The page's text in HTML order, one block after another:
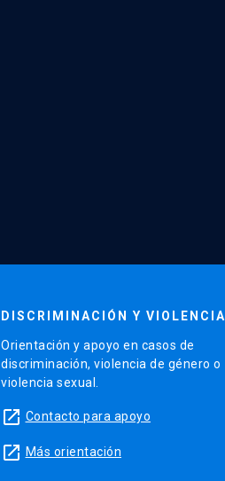
DISCRIMINACIÓN Y VIOLENCIA
Orientación y apoyo en casos de
discriminación, violencia de género o
violencia sexual.
launch Contacto para apoyo
launch Más orientación